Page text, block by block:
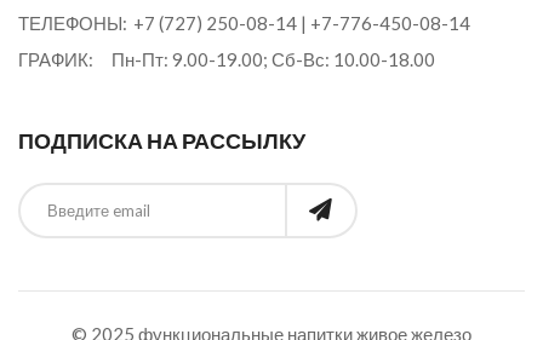
ТЕЛЕФОНЫ: +7 (727) 250-08-14 | +7-776-450-08-14
ГРАФИК:
Пн-Пт: 9.00-19.00; Сб-Вс: 10.00-18.00
ПОДПИСКА НА РАССЫЛКУ
© 2025 функциональные напиткиживое железо